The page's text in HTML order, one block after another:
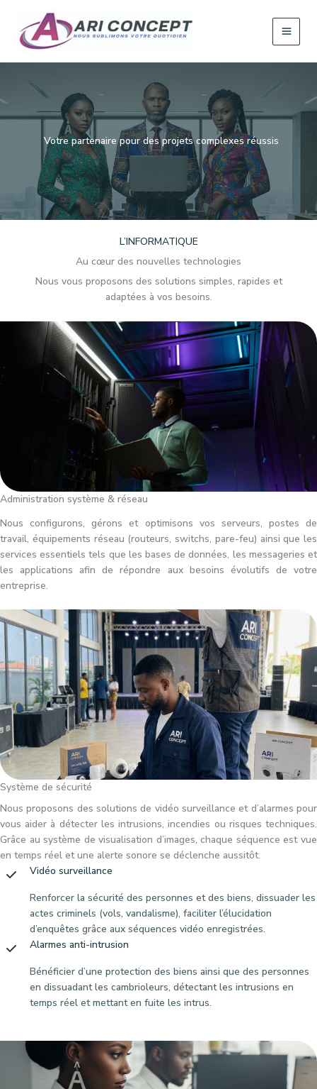
contenu
Votre partenaire pour des projets complexes réussis
L’INFORMATIQUE
Au cœur des nouvelles technologies
Nous vous proposons des solutions simples, rapides et
adaptées à vos besoins.
Administration système & réseau
Nous configurons, gérons et optimisons vos serveurs, postes de
travail, équipements réseau (routeurs, switchs, pare-feu) ainsi que les
services essentiels tels que les bases de données, les messageries et
les applications afin de répondre aux besoins évolutifs de votre
entreprise.
Système de sécurité
Nous proposons des solutions de vidéo surveillance et d’alarmes pour
vous aider à détecter les intrusions, incendies ou risques techniques.
Grâce au système de visualisation d’images, chaque séquence est vue
en temps réel et une alerte sonore se déclenche aussitôt.
Vidéo surveillance
Renforcer la sécurité des personnes et des biens, dissuader les
actes criminels (vols, vandalisme), faciliter l’élucidation
d’enquêtes grâce aux séquences vidéo enregistrées.
Alarmes anti-intrusion
Bénéficier d’une protection des biens ainsi que des personnes
en dissuadant les cambrioleurs, détectant les intrusions en
temps réel et mettant en fuite les intrus.